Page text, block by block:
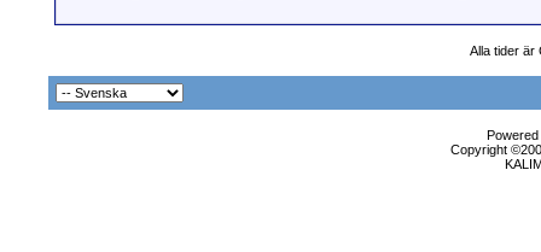
Alla tider är
Copyright